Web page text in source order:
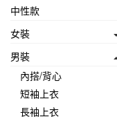
中性款
女裝
男裝
內搭/背心
短袖上衣
長袖上衣